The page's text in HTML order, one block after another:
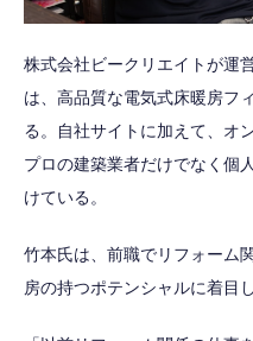
株式会社ビークリエイトが運
は、高品質な電気式床暖房フ
る。自社サイトに加えて、オ
プロの建築業者だけでなく個
けている。
竹本氏は、前職でリフォーム
房の持つポテンシャルに着目